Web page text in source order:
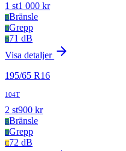
1 st1 000 kr
BBränsle
BGrepp
B71 dB
Visa detaljer
195/65 R16
104T
2 st900 kr
BBränsle
BGrepp
C72 dB